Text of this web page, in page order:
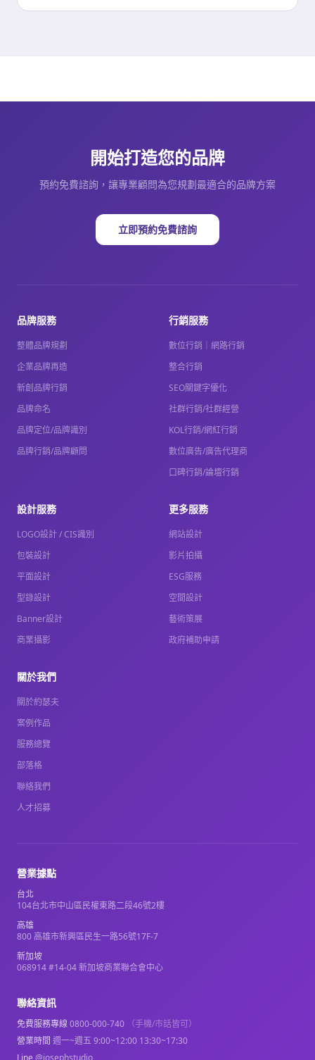
開始打造您的品牌
預約免費諮詢，讓專業顧問為您規劃最適合的品牌方案
立即預約免費諮詢
品牌服務
整體品牌規劃
企業品牌再造
新創品牌行銷
品牌命名
品牌定位/品牌識別
品牌行銷/品牌顧問
行銷服務
數位行銷｜網路行銷
整合行銷
SEO關鍵字優化
社群行銷/社群經營
KOL行銷/網紅行銷
數位廣告/廣告代理商
口碑行銷/論壇行銷
設計服務
LOGO設計 / CIS識別
包裝設計
平面設計
型錄設計
Banner設計
商業攝影
更多服務
網站設計
影片拍攝
ESG服務
空間設計
藝術策展
政府補助申請
關於我們
關於約瑟夫
案例作品
服務總覽
部落格
聯絡我們
人才招募
營業據點
台北
104台北市中山區民權東路二段46號2樓
高雄
800 高雄市新興區民生一路56號17F-7
新加坡
068914 #14-04 新加坡商業聯合會中心
聯絡資訊
免費服務專線0800-000-740
（手機/市話皆可）
營業時間 週一~週五 9:00~12:00 13:30~17:30